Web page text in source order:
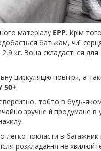
матеріалу EPP. Крім
батькам, чиї
кг. Вона складається
циркуляцію повітря, а
50+.
тобто в будь-
зручне й продумане в
легко покласти в
розкладання не